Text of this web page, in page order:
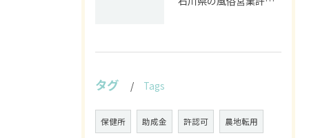
タグ Tags
保健所 助成金 許認可 農地転用